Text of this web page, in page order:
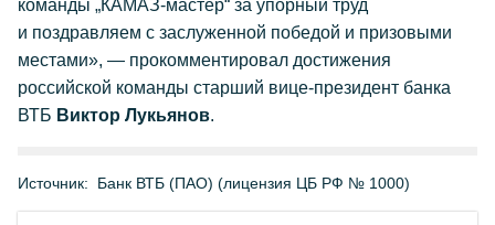
команды „КАМАЗ-мастер“ за упорный труд
и поздравляем с заслуженной победой и призовыми
местами», — прокомментировал достижения
российской команды старший вице-президент банка
ВТБ Виктор Лукьянов.
Источник: Банк ВТБ (ПАО) (лицензия ЦБ РФ № 1000)